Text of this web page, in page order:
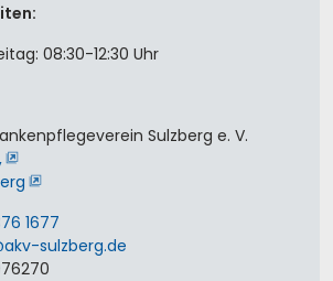
08:30-12:30 Uhr
Sulzberg e. V.
1677
akv-sulzberg.de